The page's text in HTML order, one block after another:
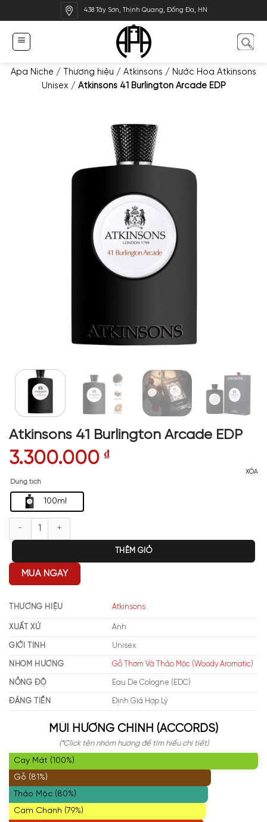
qua
dung
438 Tây Sơn, Thịnh Quang, Đống Đa, HN
Apa Niche / Thương hiệu / Atkinsons / Nước Hoa Atkinsons
Unisex / Atkinsons 41 Burlington Arcade EDP
Atkinsons 41 Burlington Arcade EDP
3.300.000 ₫
Dung tích
100ml
XÓA
Atkinsons 41 Burlington Arcade EDP số lượng
THÊM GIỎ
MUA NGAY
THƯƠNG HIỆU Atkinsons
XUẤT XỨ Anh
GIỚI TÍNH Unisex
NHÓM HƯƠNG Gỗ Thơm Và Thảo Mộc (Woody Aromatic)
NỒNG ĐỘ Eau De Cologne (EDC)
ĐÁNG TIỀN Định Giá Hợp Lý
MÙI HƯƠNG CHÍNH (ACCORDS)
(*Click tên nhóm hương để tìm hiểu chi tiết)
Cay Mát (100%)
Gỗ (81%)
Thảo Mộc (80%)
Cam Chanh (79%)